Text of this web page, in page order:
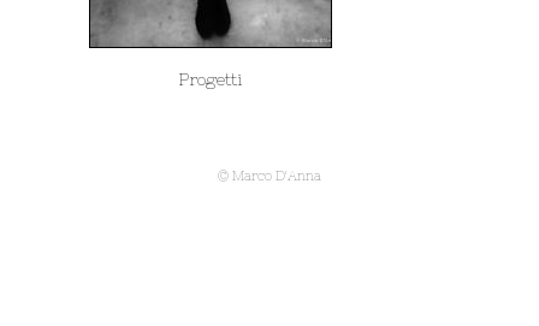
Progetti
© Marco D'Anna